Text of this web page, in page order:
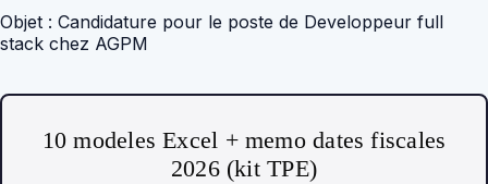
Objet : Candidature pour le poste de Developpeur full
stack chez AGPM
10 modeles Excel + memo dates fiscales
2026 (kit TPE)